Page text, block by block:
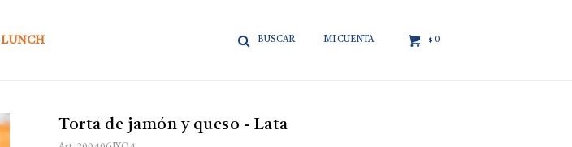
LUNCH $ 0
Torta de jamón y queso - Lata